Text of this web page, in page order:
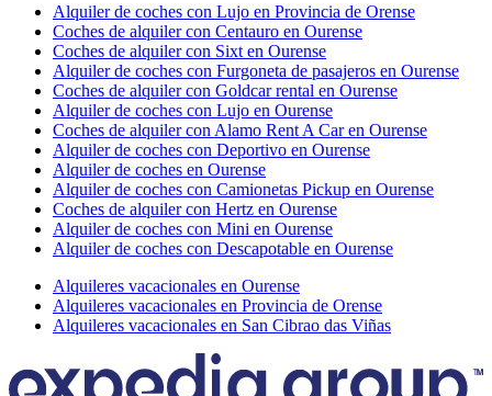
Alquiler de coches con Lujo en Provincia de Orense
Coches de alquiler con Centauro en Ourense
Coches de alquiler con Sixt en Ourense
Alquiler de coches con Furgoneta de pasajeros en Ourense
Coches de alquiler con Goldcar rental en Ourense
Alquiler de coches con Lujo en Ourense
Coches de alquiler con Alamo Rent A Car en Ourense
Alquiler de coches con Deportivo en Ourense
Alquiler de coches en Ourense
Alquiler de coches con Camionetas Pickup en Ourense
Coches de alquiler con Hertz en Ourense
Alquiler de coches con Mini en Ourense
Alquiler de coches con Descapotable en Ourense
Alquileres vacacionales en Ourense
Alquileres vacacionales en Provincia de Orense
Alquileres vacacionales en San Cibrao das Viñas